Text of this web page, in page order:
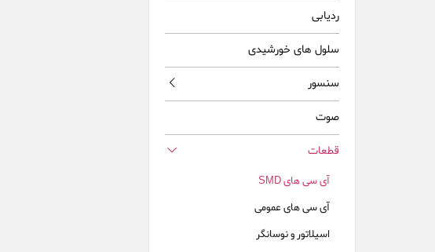
ردیابی
سلول های خورشیدی
سنسور
صوت
قطعات
آی سی های SMD
آی سی های عمومی
اسيلاتور و نوسانگر